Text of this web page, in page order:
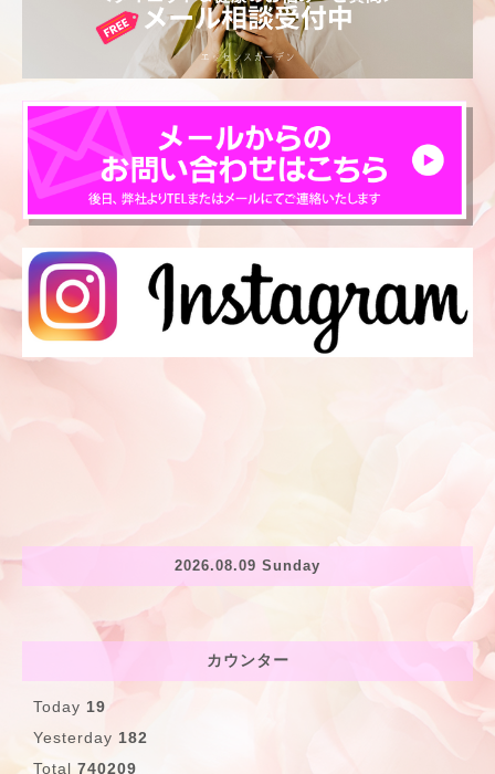
2026.08.09 Sunday
カウンター
Today 19
Yesterday 182
Total 740209